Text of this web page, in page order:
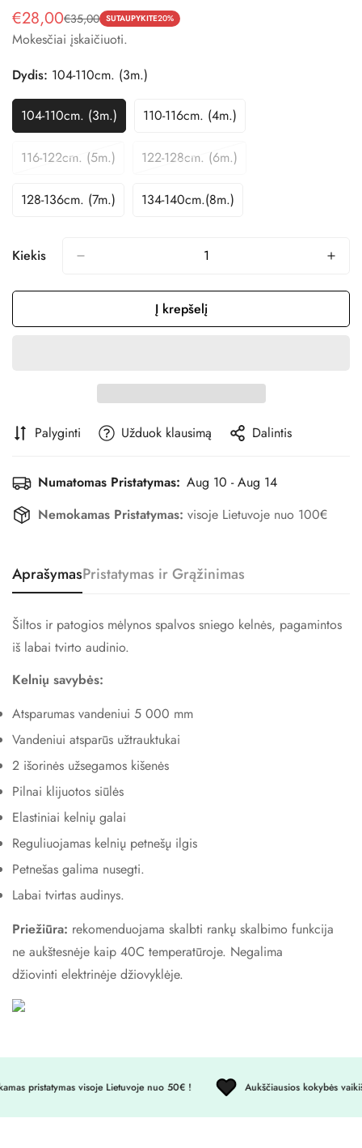
Pardavimo
kaina
€28,00
Reguliari
kaina
€35,00 SUTAUPYKITE20%
Mokesčiai įskaičiuoti.
Dydis: 104-110cm. (3m.)
104-110cm. (3m.)
Variantas
Išparduotas
Arba
Nepasiekiamas
110-116cm. (4m.)
Variantas
Arba
Nepasiekiamas
116-122cm. (5m.)
Variantas
Arba
Nepasiekiamas
122-128cm. (6m.)
Variantas
Arba
Nepasiekiamas
128-136cm. (7m.)
Variantas
Nepasiekiamas
134-140cm.(8m.)
Variantas
Nepasiekiamas
Kiekis
Į krepšelį
Palyginti Užduok klausimą Dalintis
Numatomas Pristatymas: Aug 10 - Aug 14
Nemokamas Pristatymas: visoje Lietuvoje nuo 100€
AprašymasPristatymas ir Grąžinimas
Šiltos ir patogios mėlynos spalvos sniego kelnės, pagamintos
iš labai tvirto audinio.
Kelnių savybės:
Atsparumas vandeniui 5 000 mm
Vandeniui atsparūs užtrauktukai
2 išorinės užsegamos kišenės
Pilnai klijuotos siūlės
Elastiniai kelnių galai
Reguliuojamas kelnių petnešų ilgis
Petnešas galima nusegti.
Labai tvirtas audinys.
Priežiūra: rekomenduojama skalbti rankų skalbimo funkcija
ne aukštesnėje kaip 40C temperatūroje. Negalima
džiovinti elektrinėje džiovyklėje.
pristatymas visoje Lietuvoje nuo 50€ ! Aukščiausios kokybės
Confirm your age
Are you 18 years old or older?
No, I'm not Yes, I am